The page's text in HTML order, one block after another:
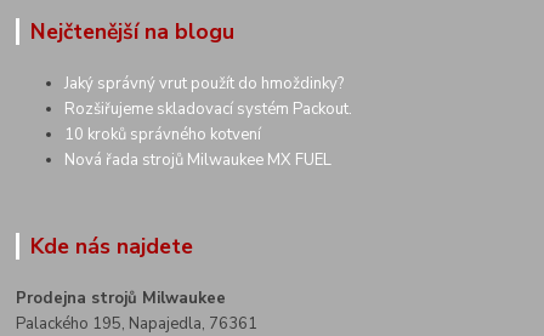
Nejčtenější na blogu
Jaký správný vrut použít do hmoždinky?
Rozšiřujeme skladovací systém Packout.
10 kroků správného kotvení
Nová řada strojů Milwaukee MX FUEL
Kde nás najdete
Prodejna strojů Milwaukee
Palackého 195, Napajedla, 76361